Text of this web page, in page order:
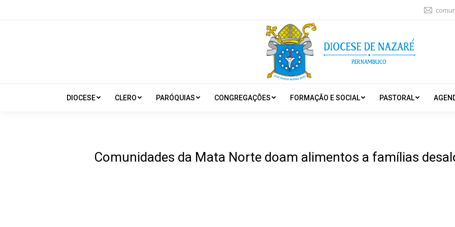
DIOCESE CLERO PARÓQUIAS CONGREGAÇÕES FORMAÇÃO E SOCIAL PASTORAL
Comunidades da Mata Norte doam alimentos a famílias